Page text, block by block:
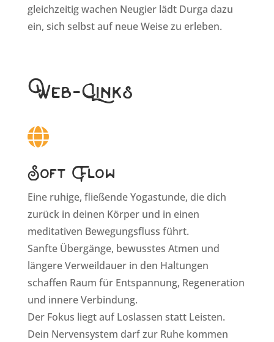
gleichzeitig wachen Neugier lädt Durga dazu
ein, sich selbst auf neue Weise zu erleben.
Web-Links
Soft Flow
Eine ruhige, fließende Yogastunde, die dich
zurück in deinen Körper und in einen
meditativen Bewegungsfluss führt.
Sanfte Übergänge, bewusstes Atmen und
längere Verweildauer in den Haltungen
schaffen Raum für Entspannung, Regeneration
und innere Verbindung.
Der Fokus liegt auf Loslassen statt Leisten.
Dein Nervensystem darf zur Ruhe kommen